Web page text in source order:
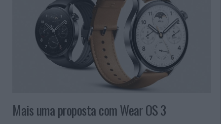
Mais uma proposta com Wear OS 3